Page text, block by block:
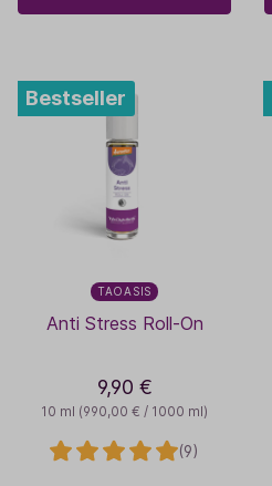
Bestseller
TAOASIS
Anti Stress Roll-On
10 ml (990,00 € / 1000 ml)
9,90 €
(9)